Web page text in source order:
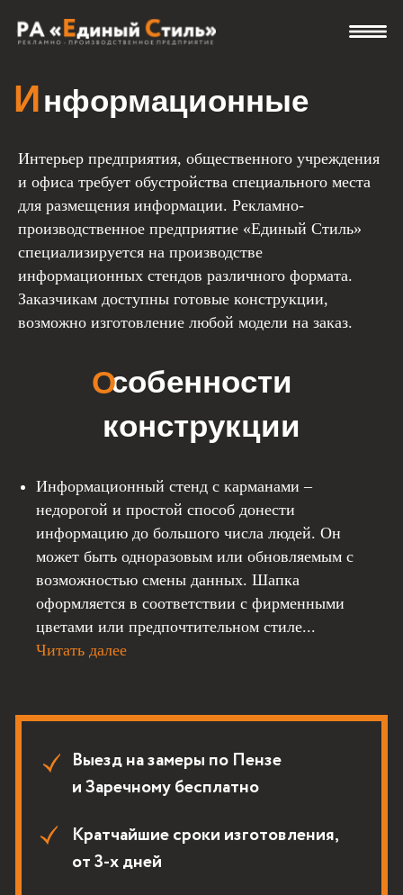
стенды
Интерьер предприятия, общественного учреждения
и офиса требует обустройства специального места
для размещения информации. Рекламно-
производственное предприятие «Единый Стиль»
специализируется на производстве
информационных стендов различного формата.
Заказчикам доступны готовые конструкции,
возможно изготовление любой модели на заказ.
собенности
конструкции
О
Информационный стенд с карманами –
недорогой и простой способ донести
информацию до большого числа людей. Он
может быть одноразовым или обновляемым с
возможностью смены данных. Шапка
оформляется в соответствии с фирменными
цветами или предпочтительном стиле...
Читать далее
Выезд на замеры по Пензе
и Заречному бесплатно
от 3-х дней
Только качественные материалы,